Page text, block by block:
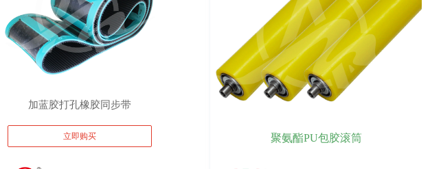
聚氨酯PU包胶滚筒
加蓝胶打孔橡胶同步带
立即购买